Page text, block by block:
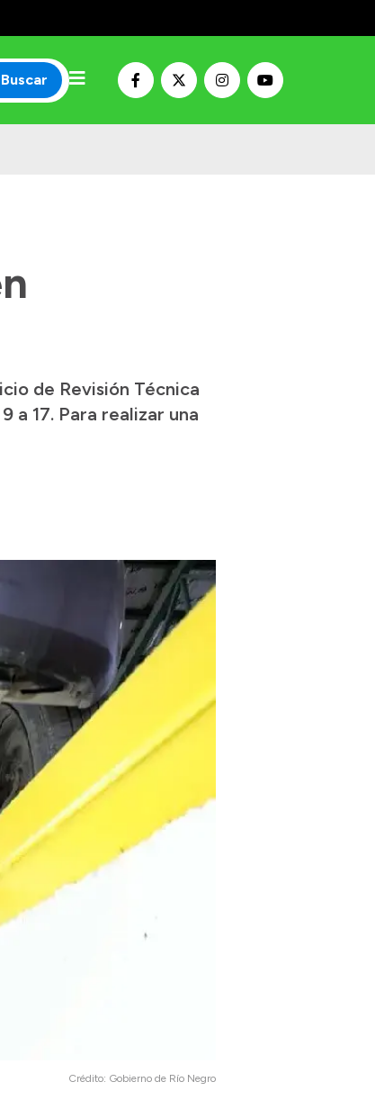
Buscar
de Revisión Técnica
a 17. Para realizar una
Crédito: Gobierno de Río Negro